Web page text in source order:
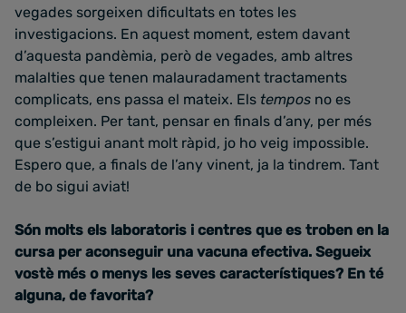
vegades sorgeixen dificultats en totes les
investigacions. En aquest moment, estem davant
d’aquesta pandèmia, però de vegades, amb altres
malalties que tenen malauradament tractaments
complicats, ens passa el mateix. Els tempos no es
compleixen. Per tant, pensar en finals d’any, per més
que s’estigui anant molt ràpid, jo ho veig impossible.
Espero que, a finals de l’any vinent, ja la tindrem. Tant
de bo sigui aviat!
Són molts els laboratoris i centres que es troben en la
cursa per aconseguir una vacuna efectiva. Segueix
vostè més o menys les seves característiques? En té
alguna, de favorita?